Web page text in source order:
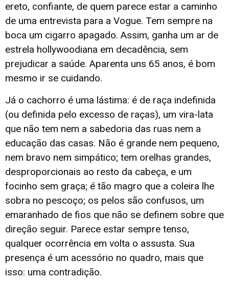
ereto, confiante, de quem parece estar a caminho
de uma entrevista para a Vogue. Tem sempre na
boca um cigarro apagado. Assim, ganha um ar de
estrela hollywoodiana em decadência, sem
prejudicar a saúde. Aparenta uns 65 anos, é bom
mesmo ir se cuidando.
Já o cachorro é uma lástima: é de raça indefinida
(ou definida pelo excesso de raças), um vira-lata
que não tem nem a sabedoria das ruas nem a
educação das casas. Não é grande nem pequeno,
nem bravo nem simpático; tem orelhas grandes,
desproporcionais ao resto da cabeça, e um
focinho sem graça; é tão magro que a coleira lhe
sobra no pescoço; os pelos são confusos, um
emaranhado de fios que não se definem sobre que
direção seguir. Parece estar sempre tenso,
qualquer ocorrência em volta o assusta. Sua
presença é um acessório no quadro, mais que
isso: uma contradição.